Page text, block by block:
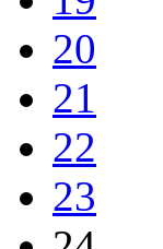
20
21
22
23